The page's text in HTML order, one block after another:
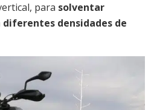
para solventar
densidades de